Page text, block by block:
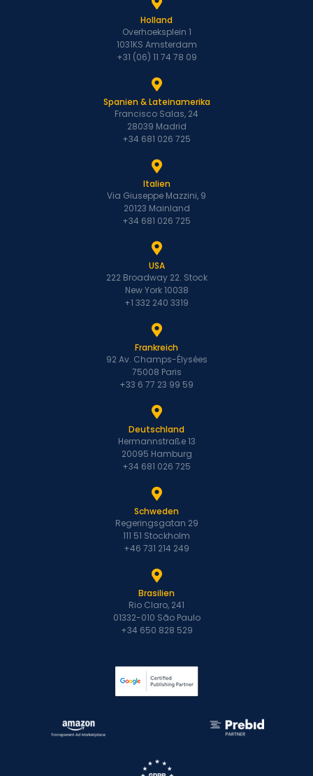
Holland
Overhoeksplein 1
1031KS Amsterdam
+31 (06) 11 74 78 09
Spanien & Lateinamerika
Francisco Salas, 24
28039 Madrid
+34 681 026 725
Italien
Via Giuseppe Mazzini, 9
20123 Mainland
+34 681 026 725
USA
222 Broadway 22. Stock
New York 10038
+1 332 240 3319
Frankreich
92 Av. Champs-Élysées
75008 Paris
+33 6 77 23 99 59
Deutschland
Hermannstraße 13
20095 Hamburg
+34 681 026 725
Schweden
Regeringsgatan 29
111 51 Stockholm
+46 731 214 249
Brasilien
Rio Claro, 241
01332-010 São Paulo
+34 650 828 529